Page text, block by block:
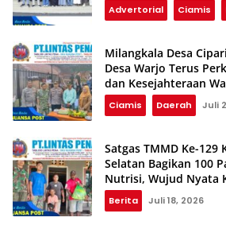
Advertorial Ciamis
Milangkala Desa
Desa Warjo Terus
dan Kesejahteraan
Ciamis Daerah Juli
Satgas TMMD Ke-129
Selatan Bagikan 100
Nutrisi, Wujud Nyata
Stunting
Berita Juli 18, 2026